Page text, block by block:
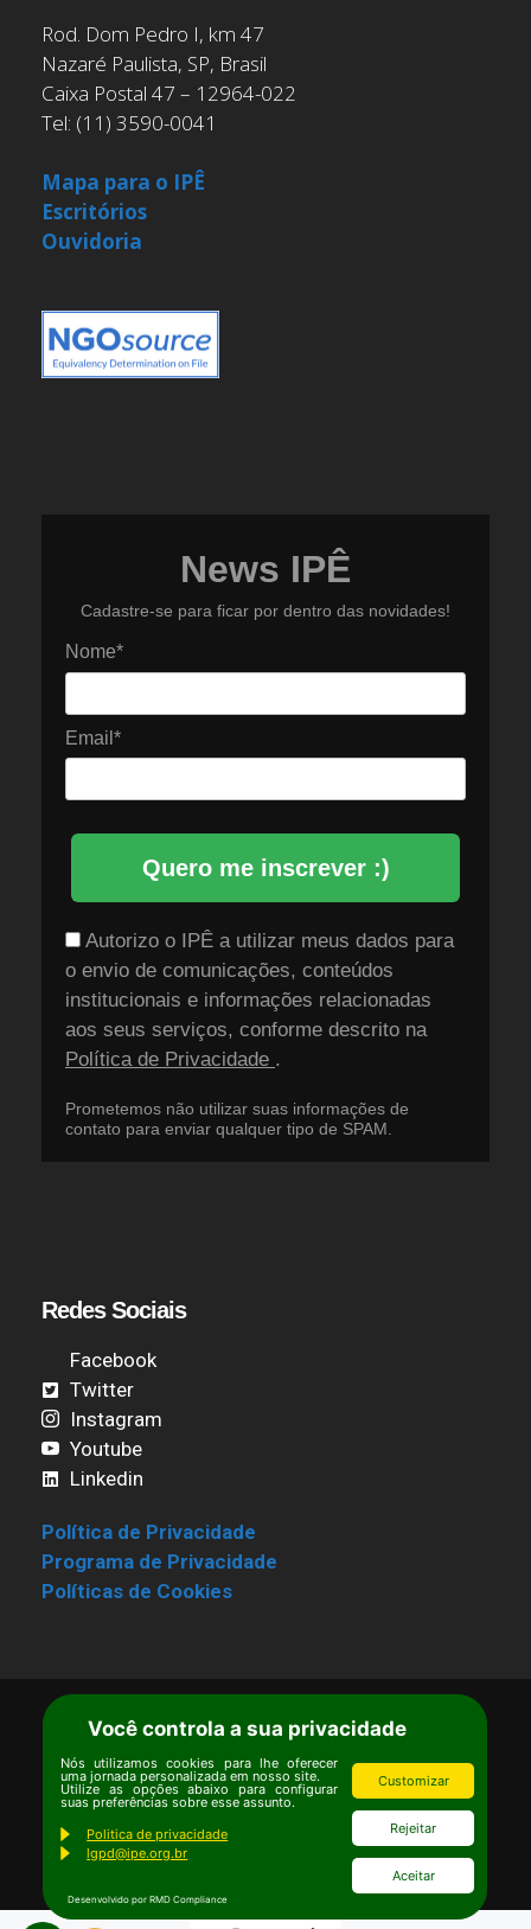
Rod. Dom Pedro I, km 47
Nazaré Paulista, SP, Brasil
Caixa Postal 47 – 12964-022
Tel: (11) 3590-0041
Mapa para o IPÊ
Escritórios
Ouvidoria
News IPÊ
Cadastre-se para ficar por dentro das novidades!
Nome*
Email*
Quero me inscrever :)
Autorizo o IPÊ a utilizar meus dados para
o envio de comunicações, conteúdos
institucionais e informações relacionadas
aos seus serviços, conforme descrito na
Política de Privacidade .
Prometemos não utilizar suas informações de
contato para enviar qualquer tipo de SPAM.
Redes Sociais
Facebook
Twitter
Instagram
Youtube
Linkedin
Política de Privacidade
Programa de Privacidade
Políticas de Cookies
Termos de Uso |Estatuto
Copyright © Ipê – Instituto de Pesquisas
Ecológicas.
Email:
ipe@ipe.org.br
Você controla a sua privacidade
Nós utilizamos cookies para lhe oferecer
uma jornada personalizada em nosso site.
Utilize as opções abaixo para configurar
suas preferências sobre esse assunto.
Politica de privacidade
lgpd@ipe.org.br
Customizar
Rejeitar
Aceitar
Desenvolvido por RMD Compliance